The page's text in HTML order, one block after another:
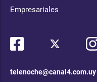
Empresariales
telenoche@canal4.com.uy